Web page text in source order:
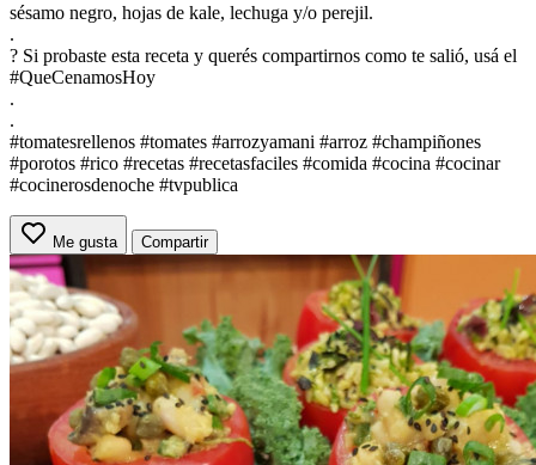
sésamo negro, hojas de kale, lechuga y/o perejil.
.
? Si probaste esta receta y querés compartirnos como te salió, usá el
#QueCenamosHoy
.
.
#tomatesrellenos #tomates #arrozyamani #arroz #champiñones
#porotos #rico #recetas #recetasfaciles #comida #cocina #cocinar
#cocinerosdenoche #tvpublica
Me gusta Compartir